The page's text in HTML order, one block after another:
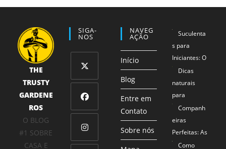
THE
TRUSTY
GARDENE
ROS
O BLOG
#1 SOBRE
CASA E
SIGA-
NOS
Abre
uma
nova
Abre
uma
Abre
NAVEG
AÇÃO
Início
Blog
Entre em
Contato
Sobre nós
Suculenta
s para
Iniciantes: O
Método 1-2-
3 que
Garante
Sucesso
Mesmo para
Mãos Não
Tão Verdes
Dicas
naturais
para
proteger
seus
alimentos
Companh
eiras
Perfeitas: As
Combinaçõe
Como